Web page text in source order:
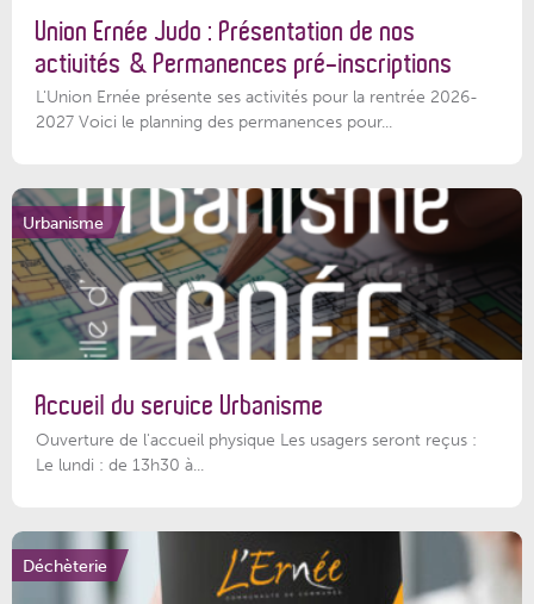
Union Ernée Judo : Présentation de nos
activités & Permanences pré-inscriptions
L'Union Ernée présente ses activités pour la rentrée 2026-
2027 Voici le planning des permanences pour...
Urbanisme
Accueil du service Urbanisme
Ouverture de l'accueil physique Les usagers seront reçus :
Le lundi : de 13h30 à...
Déchèterie